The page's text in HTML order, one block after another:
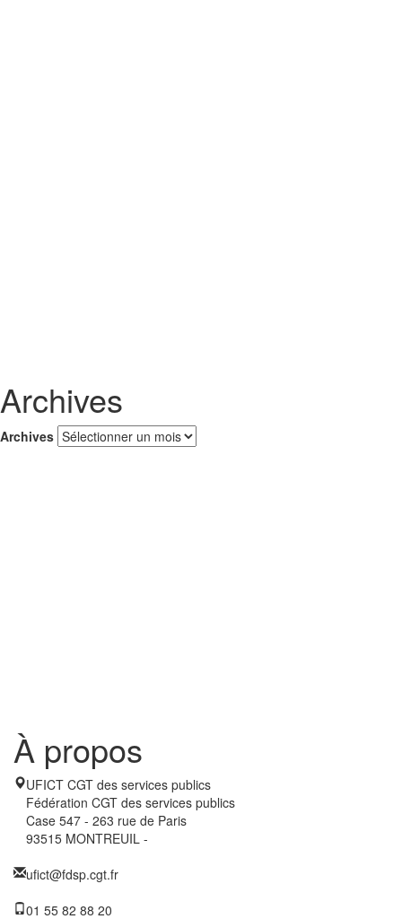
Archives
Archives
À propos
UFICT CGT des services publics
Fédération CGT des services publics
Case 547 - 263 rue de Paris
93515 MONTREUIL -
ufict@fdsp.cgt.fr
01 55 82 88 20